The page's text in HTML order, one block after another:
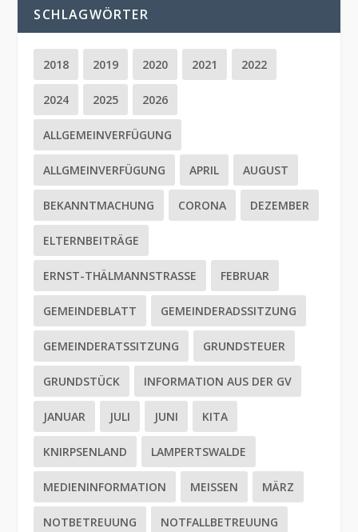
SCHLAGWÖRTER
2018 2019 2020 2021 2022
2024 2025 2026
ALLGEMEINVERFÜGUNG
ALLGMEINVERFÜGUNG APRIL AUGUST
BEKANNTMACHUNG CORONA DEZEMBER
ELTERNBEITRÄGE
ERNST-THÄLMANNSTRASSE FEBRUAR
GEMEINDEBLATT GEMEINDERADSSITZUNG
GEMEINDERATSSITZUNG GRUNDSTEUER
GRUNDSTÜCK INFORMATION AUS DER GV
JANUAR JULI JUNI KITA
KNIRPSENLAND LAMPERTSWALDE
MEDIENINFORMATION MEISSEN MÄRZ
NOTBETREUUNG NOTFALLBETREUUNG